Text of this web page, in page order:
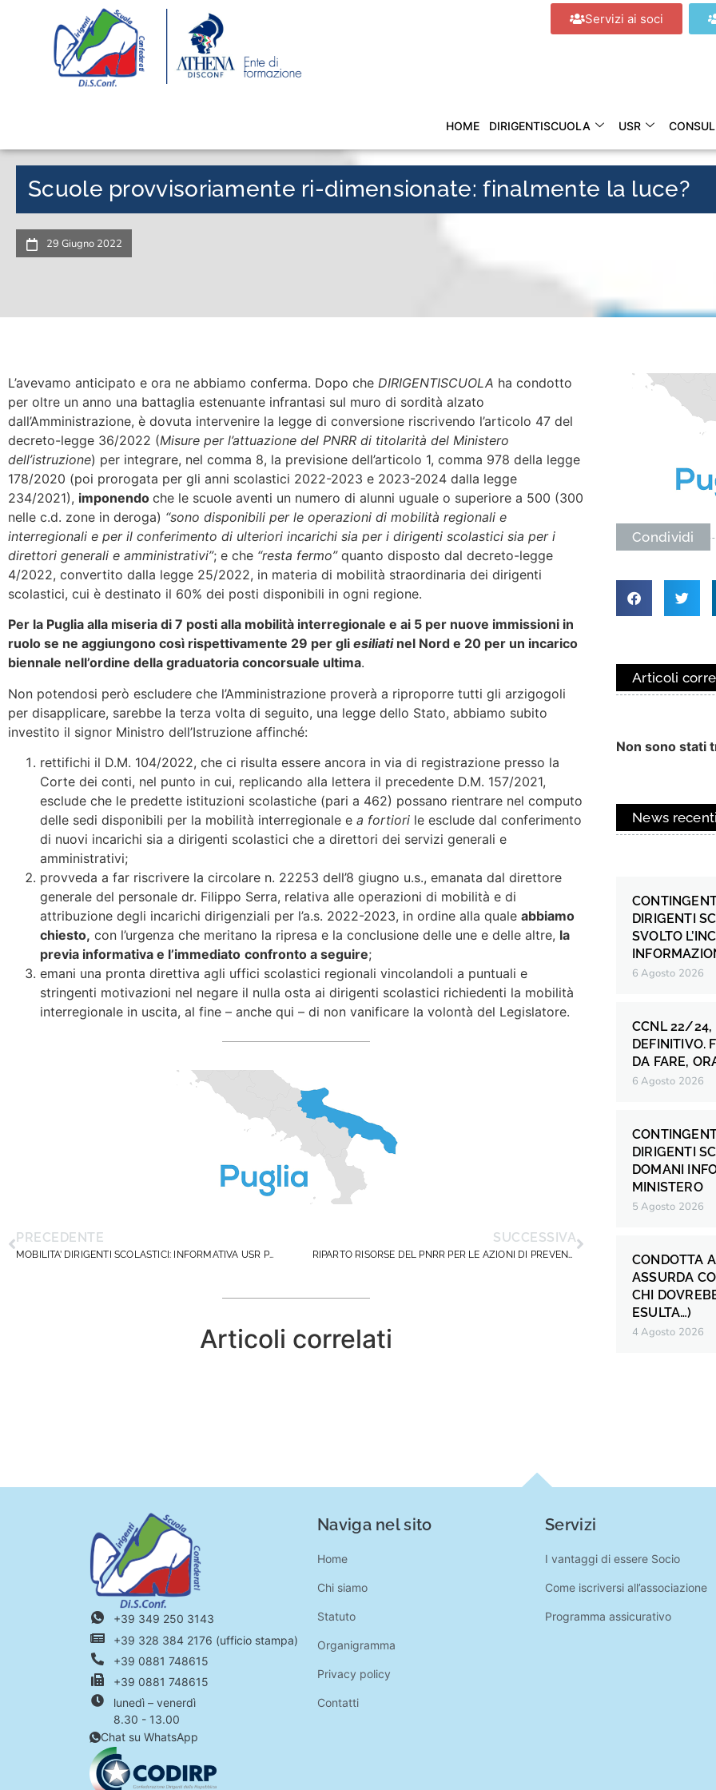
Servizi ai soci
HOME DIRIGENTISCUOLA USR
Scuole provvisoriamente ri-dimensionate: finalmente la luce?
29 Giugno 2022
L’avevamo anticipato e ora ne abbiamo conferma. Dopo che DIRIGENTISCUOLA ha condotto
per oltre un anno una battaglia estenuante infrantasi sul muro di sordità alzato
dall’Amministrazione, è dovuta intervenire la legge di conversione riscrivendo l’articolo 47 del
decreto-legge 36/2022 (Misure per l’attuazione del PNRR di titolarità del Ministero
dell’istruzione) per integrare, nel comma 8, la previsione dell’articolo 1, comma 978 della legge
178/2020 (poi prorogata per gli anni scolastici 2022-2023 e 2023-2024 dalla legge
234/2021), imponendo che le scuole aventi un numero di alunni uguale o superiore a 500 (300
nelle c.d. zone in deroga) “sono disponibili per le operazioni di mobilità regionali e
interregionali e per il conferimento di ulteriori incarichi sia per i dirigenti scolastici sia per i
direttori generali e amministrativi”; e che “resta fermo”quanto disposto dal decreto-legge
4/2022, convertito dalla legge 25/2022, in materia di mobilità straordinaria dei dirigenti
scolastici, cui è destinato il 60% dei posti disponibili in ogni regione.
Per la Puglia alla miseria di 7 posti alla mobilità interregionale e ai 5 per nuove immissioni in
ruolo se ne aggiungono così rispettivamente 29 per gli esiliati nel Nord e 20 per un incarico
biennale nell’ordine della graduatoria concorsuale ultima.
Non potendosi però escludere che l’Amministrazione proverà a riproporre tutti gli arzigogoli
per disapplicare, sarebbe la terza volta di seguito, una legge dello Stato, abbiamo subito
investito il signor Ministro dell’Istruzione affinché:
rettifichi il D.M. 104/2022, che ci risulta essere ancora in via di registrazione presso la
Corte dei conti, nel punto in cui, replicando alla lettera il precedente D.M. 157/2021,
esclude che le predette istituzioni scolastiche (pari a 462) possano rientrare nel computo
delle sedi disponibili per la mobilità interregionale e a fortiori le esclude dal conferimento
di nuovi incarichi sia a dirigenti scolastici che a direttori dei servizi generali e
amministrativi;
provveda a far riscrivere la circolare n. 22253 dell’8 giugno u.s., emanata dal direttore
generale del personale dr. Filippo Serra, relativa alle operazioni di mobilità e di
attribuzione degli incarichi dirigenziali per l’a.s. 2022-2023, in ordine alla quale abbiamo
chiesto, con l’urgenza che meritano la ripresa e la conclusione delle une e delle altre, la
previa informativa e l’immediato confronto a seguire;
emani una pronta direttiva agli uffici scolastici regionali vincolandoli a puntuali e
stringenti motivazioni nel negare il nulla osta ai dirigenti scolastici richiedenti la mobilità
interregionale in uscita, al fine – anche qui – di non vanificare la volontà del Legislatore.
PRECEDENTE
MOBILITA’ DIRIGENTI SCOLASTICI: INFORMATIVA USR PUGLIA
SUCCESSIVA
RIPARTO RISORSE DEL PNRR PER LE AZIONI DI PREVENZIONE E CONTRASTO DELLA DISPERSIONE SCOLASTICA
Articoli correlati
Condividi
Articoli
Non sono stati
News
DIRIGENTI
SVOLTO
6 Agosto 2026
CCNL 22/24,
DEFINITIVO.
DA FARE,
6 Agosto 2026
DIRIGENTI
DOMANI
MINISTERO
5 Agosto 2026
CONDOTTA
ASSURDA
CHI
ESULTA…)
4 Agosto 2026
+39 349 250 3143
+39 328 384 2176 (ufficio stampa)
+39 0881 748615
+39 0881 748615
lunedì – venerdì
8.30 - 13.00
Chat su WhatsApp
Naviga nel sito
Home
Chi siamo
Statuto
Organigramma
Privacy policy
Contatti
Servizi
I vantaggi di essere Socio
Come iscriversi all’associazione
Programma assicurativo